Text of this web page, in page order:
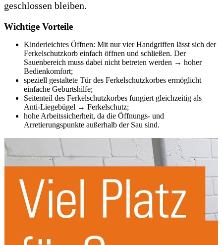
geschlossen bleiben.
Wichtige Vorteile
Kinderleichtes Öffnen: Mit nur vier Handgriffen lässt sich der
Ferkelschutzkorb einfach öffnen und schließen. Der
Sauenbereich muss dabei nicht betreten werden → hoher
Bedienkomfort;
speziell gestaltete Tür des Ferkelschutzkorbes ermöglicht
einfache Geburtshilfe;
Seitenteil des Ferkelschutzkorbes fungiert gleichzeitig als
Anti-Liegebügel → Ferkelschutz;
hohe Arbeitssicherheit, da die Öffnungs- und
Arretierungspunkte außerhalb der Sau sind.